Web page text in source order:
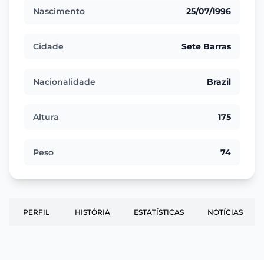
Nascimento 25/07/1996
Cidade Sete Barras
Nacionalidade Brazil
Altura 175
Peso 74
PERFIL HISTÓRIA ESTATÍSTICAS NOTÍCIAS